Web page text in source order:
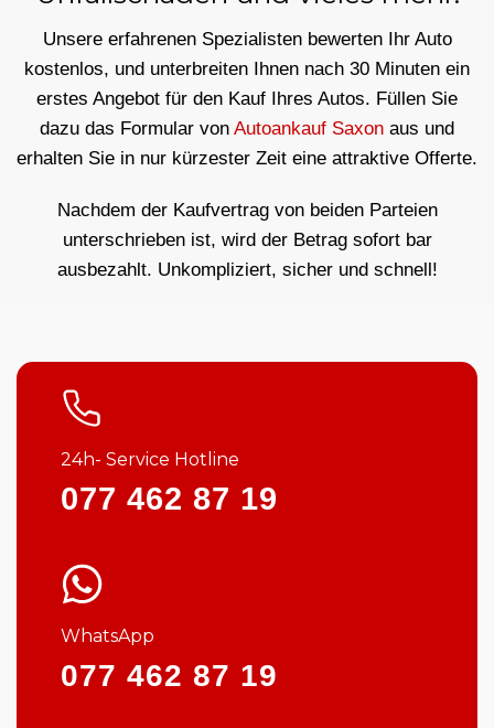
Unsere erfahrenen Spezialisten bewerten Ihr Auto
kostenlos, und unterbreiten Ihnen nach 30 Minuten ein
erstes Angebot für den Kauf Ihres Autos. Füllen Sie
dazu das Formular von Autoankauf Saxon aus und
erhalten Sie in nur kürzester Zeit eine attraktive Offerte.
Nachdem der Kaufvertrag von beiden Parteien
unterschrieben ist, wird der Betrag sofort bar
ausbezahlt. Unkompliziert, sicher und schnell!
24h- Service Hotline
077 462 87 19
WhatsApp
077 462 87 19